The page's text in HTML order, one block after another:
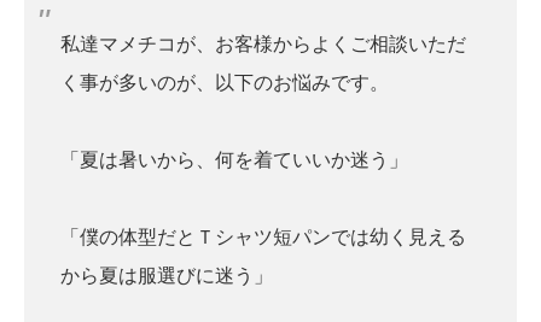
私達マメチコが、お客様からよくご相談いただ
く事が多いのが、以下のお悩みです。
「夏は暑いから、何を着ていいか迷う」
「僕の体型だとＴシャツ短パンでは幼く見える
から夏は服選びに迷う」